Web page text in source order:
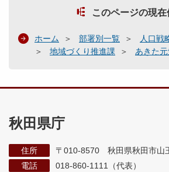
このページの現在
ホーム 部署別一覧
人口戦
地域づくり推進課
あきた
秋田県庁
住所
〒010-8570 秋田県秋田市山
電話
018-860-1111（代表）